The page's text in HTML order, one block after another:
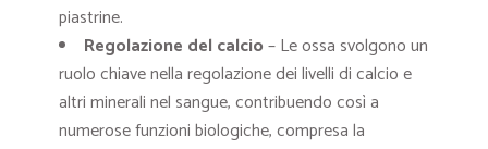
piastrine.
Regolazione del calcio– Le ossa svolgono un
ruolo chiave nella regolazione dei livelli di calcio e
altri minerali nel sangue, contribuendo così a
numerose funzioni biologiche, compresa la